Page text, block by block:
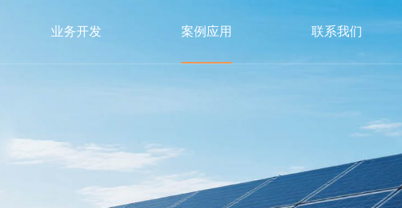
业务开发 案例应用 联系我们